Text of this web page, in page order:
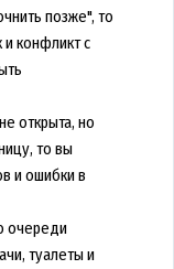
позже", то
и конфликт с
открыта, но
то вы
и ошибки в
очереди
туалеты и